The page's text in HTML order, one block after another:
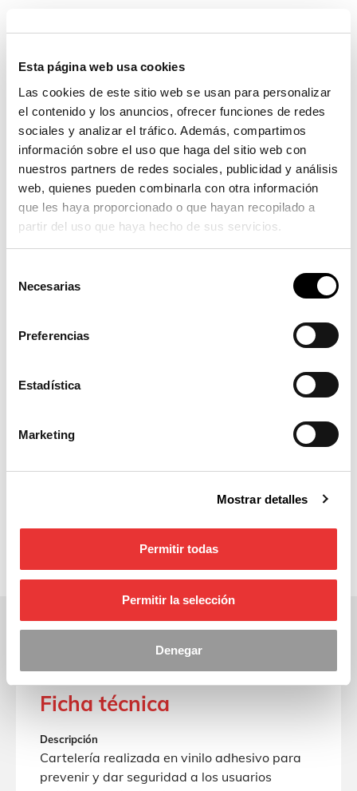
Esta página web usa cookies
Las cookies de este sitio web se usan para personalizar
el contenido y los anuncios, ofrecer funciones de redes
sociales y analizar el tráfico. Además, compartimos
información sobre el uso que haga del sitio web con
nuestros partners de redes sociales, publicidad y análisis
web, quienes pueden combinarla con otra información
que les haya proporcionado o que hayan recopilado a
partir del uso que haya hecho de sus servicios.
Necesarias
Preferencias
Estadística
Marketing
Mostrar detalles
Permitir todas
Permitir la selección
Denegar
Si necesita más información de carácter
técnico o comercial sobre este o más
productos, contacte con nosotros:
Contacto
Ficha técnica
Descripción
Cartelería realizada en vinilo adhesivo para
prevenir y dar seguridad a los usuarios